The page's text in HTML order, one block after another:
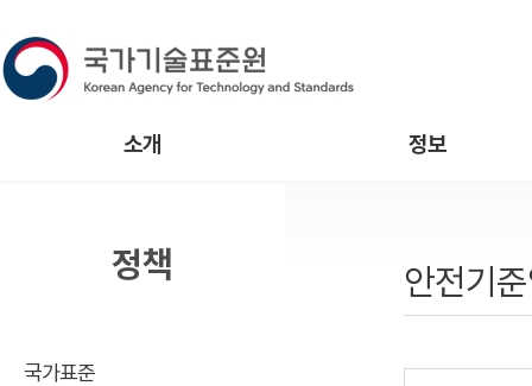
소개 정보
안전기
정책
국가표준